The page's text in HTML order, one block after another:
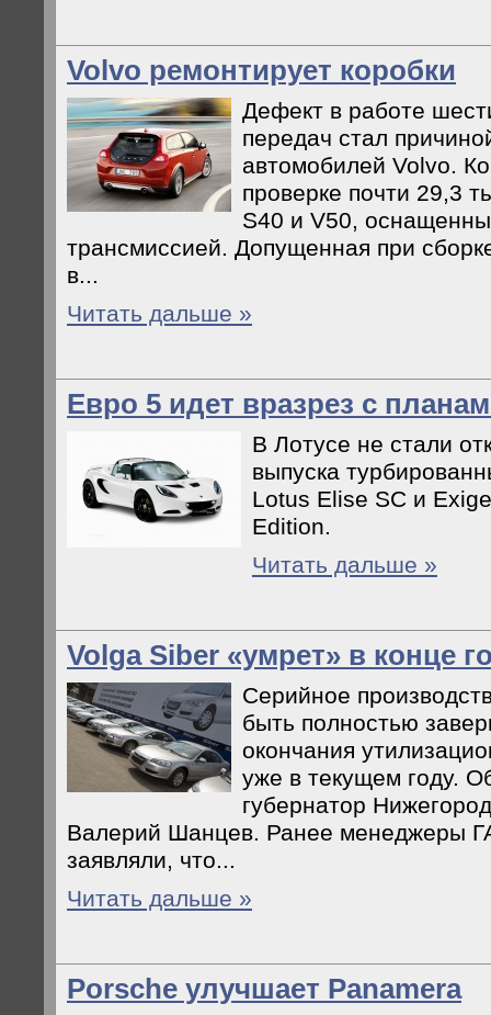
Volvo ремонтирует коробки
Дефект в работе
передач стал
автомобилей Volvo.
проверке почти 29,3
S40 и V50,
трансмиссией. Допущенная при
в...
Читать дальше »
Евро 5 идет вразрез с
В Лотусе не стали
выпуска
Lotus Elise SC и
Edition.
Читать дальше »
Volga Siber «умрет» в конце
Серийное
быть полностью
окончания
уже в текущем году.
губернатор
Валерий Шанцев. Ранее менеджеры
заявляли, что...
Читать дальше »
Porsche улучшает Panamera